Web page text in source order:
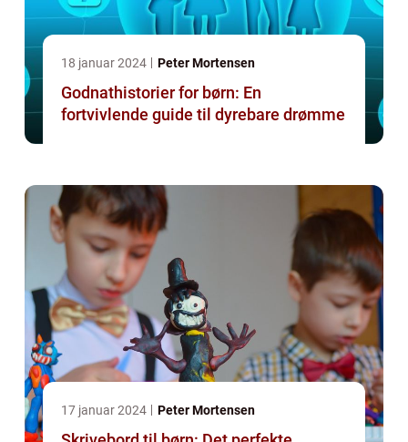
18 januar 2024 Peter Mortensen
Godnathistorier for børn: En
fortvivlende guide til dyrebare drømme
17 januar 2024 Peter Mortensen